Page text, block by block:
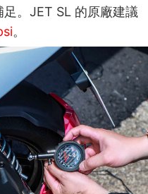
。JET SL 的原廠建議
。